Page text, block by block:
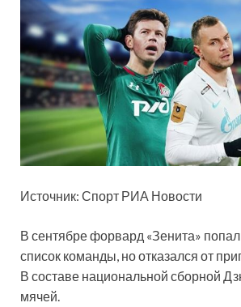
Источник: Спорт РИА Новости
В сентябре форвард «Зенита»
список команды, но отказался от
В составе национальной сборной
мячей.